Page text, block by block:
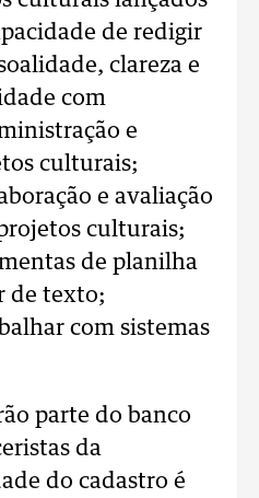
de redigir
clareza e
com
e
culturais;
e avaliação
culturais;
de planilha
de texto;
com sistemas
parte do banco
da
do cadastro é